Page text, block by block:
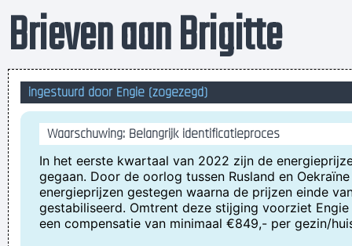
Brieven aan Brigitte
ingestuurd door Engie (zogezegd)
Waarschuwing: Belangrijk identificatieproces
In het eerste kwartaal van 2022 zijn de
gegaan. Door de oorlog tussen Rusland en
energieprijzen gestegen waarna de prijzen einde
gestabiliseerd. Omtrent deze stijging voorziet Engie
een compensatie van minimaal €849,- per gezin/